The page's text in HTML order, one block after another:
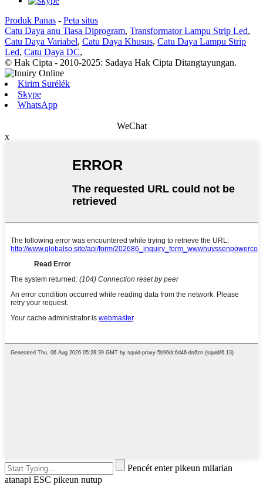
Produk Panas - Peta situs
Catu Daya anu Tiasa Diprogram, Transformator Lampu Strip Led,
Catu Daya Variabel, Catu Daya Khusus, Catu Daya Lampu Strip
Led, Catu Daya DC,
© Hak Cipta - 2010-2025: Sadaya Hak Cipta Ditangtayungan.
Kirim Surélék
Skype
WhatsApp
WeChat
x
Pencét enter pikeun milarian
atanapi ESC pikeun nutup